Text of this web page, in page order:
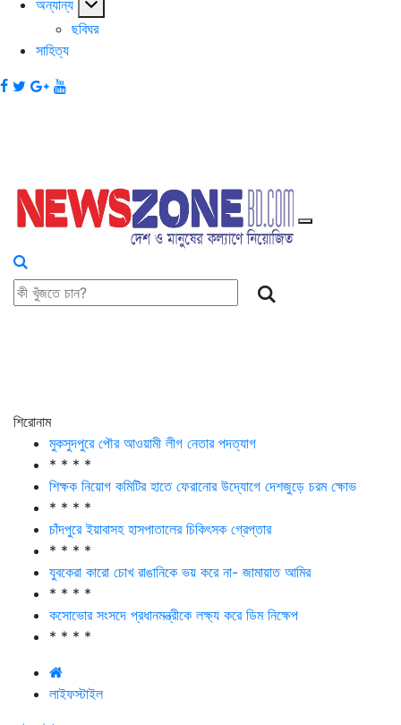
অন্যান্য
ছবিঘর
সাহিত্য
শিরোনাম
মুকসুদপুরে পৌর আওয়ামী লীগ নেতার পদত্যাগ
* * * *
শিক্ষক নিয়োগ কমিটির হাতে ফেরানোর উদ্যোগে দেশজুড়ে চরম ক্ষোভ
* * * *
চাঁদপুরে ইয়াবাসহ হাসপাতালের চিকিৎসক গ্রেপ্তার
* * * *
যুবকেরা কারো চোখ রাঙানিকে ভয় করে না- জামায়াত আমির
* * * *
কসোভোর সংসদে প্রধানমন্ত্রীকে লক্ষ্য করে ডিম নিক্ষেপ
* * * *
লাইফস্টাইল